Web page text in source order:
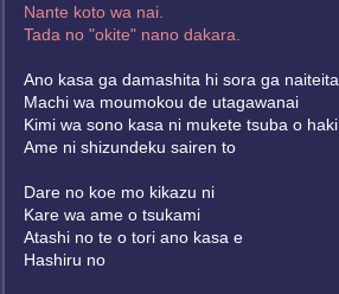
Nante koto wa nai.
Tada no "okite" nano dakara.
Ano kasa ga damashita hi sora ga naiteita
Machi wa moumokou de utagawanai
Kimi wa sono kasa ni mukete tsuba o haki
Ame ni shizundeku sairen to
Dare no koe mo kikazu ni
Kare wa ame o tsukami
Atashi no te o tori ano kasa e
Hashiru no